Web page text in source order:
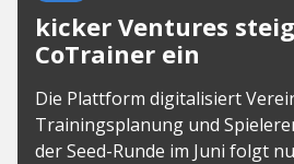
kicker Ventures
CoTrainer ein
Die Plattform digitalisiert
Trainingsplanung und
der Seed-Runde im Juni folgt